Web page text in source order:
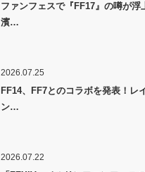
ファンフェスで『FF17』の噂が浮
濱…
2026.07.25
FF14、FF7とのコラボを発表！レ
ン…
2026.07.22